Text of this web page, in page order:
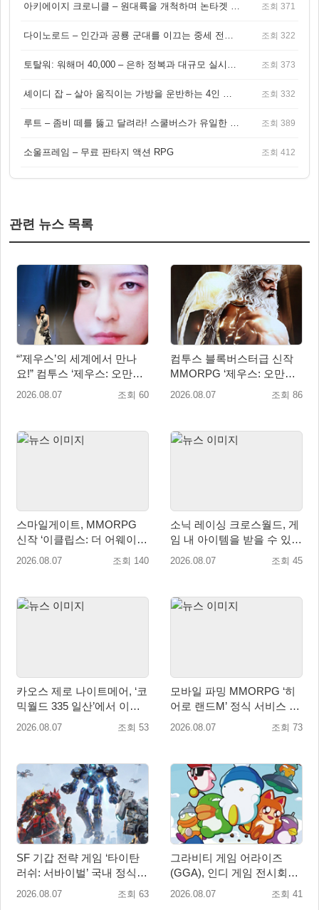
아키에이지 크로니클 – 원대륙을 개척하며 논타겟 전투를 즐기는 오픈월드 MMORPG 조회 371
다이노로드 – 인간과 공룡 군대를 이끄는 중세 전략 액션 RPG 조회 322
토탈워: 워해머 40,000 – 은하 정복과 대규모 실시간 전투가 결합된 전략 게임! 조회 373
셰이디 잡 – 살아 움직이는 가방을 운반하는 4인 협동 물리 어드벤처 게임 조회 332
루트 – 좀비 떼를 뚫고 달려라! 스쿨버스가 유일한 집이 되는 4인 협동 생존 게임 조회 389
소울프레임 – 무료 판타지 액션 RPG 조회 412
관련 뉴스 목록
“’제우스’의 세계에서 만나
요!” 컴투스 ‘제우스: 오만의
신’ 쇼케이스 찾은 배우 박지
2026.08.07 조회 60
컴투스 블록버스터급 신작
MMORPG ‘제우스: 오만의
신’, 8월 26일 출시!
2026.08.07 조회 86
스마일게이트, MMORPG
신작 ‘이클립스: 더 어웨이크
닝’ 9월 10일 론칭!
2026.08.07 조회 140
소닉 레이싱 크로스월드, 게
임 내 아이템을 받을 수 있는
‘레전드 대회 라운드 7’ 개최!
2026.08.07 조회 45
카오스 제로 나이트메어, ‘코
믹월드 335 일산’에서 이용
자 소통 예고
2026.08.07 조회 53
모바일 파밍 MMORPG ‘히
어로 랜드M’ 정식 서비스 돌
입
2026.08.07 조회 73
SF 기갑 전략 게임 ‘타이탄
러쉬: 서바이벌’ 국내 정식
출시
2026.08.07 조회 63
그라비티 게임 어라이즈
(GGA), 인디 게임 전시회
‘도쿄 게임 던전 13’ 참가!
2026.08.07 조회 41